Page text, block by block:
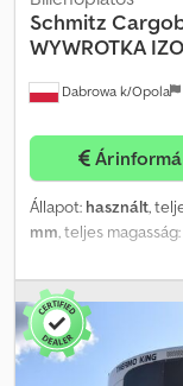
Dabrowa k/Opola
Schmitz
WYWROTKA
Állapot: használt,
mm , teljes magasság:
,
kg Credpozruv Ujfx